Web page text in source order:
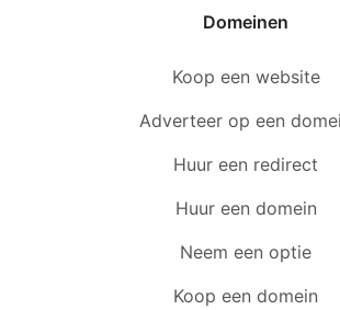
Domeinen
Koop een website
Adverteer op een
Huur een redirect
Huur een domein
Neem een optie
Koop een domein